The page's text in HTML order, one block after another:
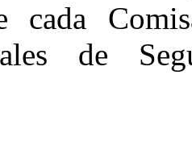
cada
de